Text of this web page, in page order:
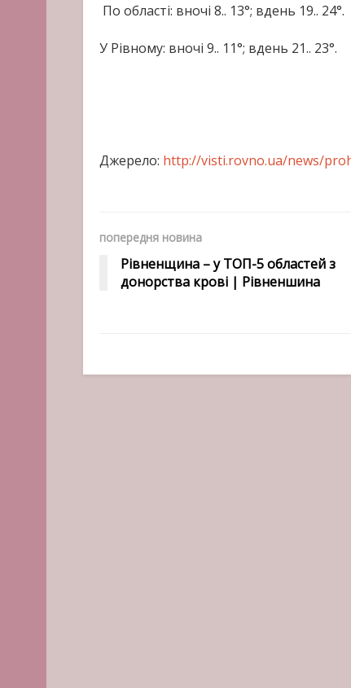
По області: вночі 8.. 13°; вдень 19.. 24°.
У Рівному: вночі 9.. 11°; вдень 21.. 23°.
Джерело: http://visti.rovno.ua/news/
попередня новина
Рівненщина – у ТОП-5 областей з
донорства крові | Рівненшина